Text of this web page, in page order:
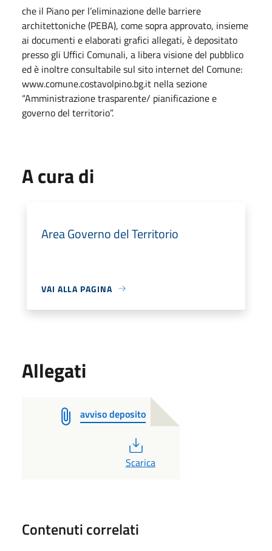
che il Piano per l’eliminazione delle barriere
architettoniche (PEBA), come sopra approvato, insieme
ai documenti e elaborati grafici allegati, è depositato
presso gli Uffici Comunali, a libera visione del pubblico
ed è inoltre consultabile sul sito internet del Comune:
www.comune.costavolpino.bg.it nella sezione
“Amministrazione trasparente/ pianificazione e
governo del territorio”.
A cura di
Area Governo del Territorio
VAI ALLA PAGINA
Allegati
avviso deposito
PDF
Scarica
Contenuti correlati